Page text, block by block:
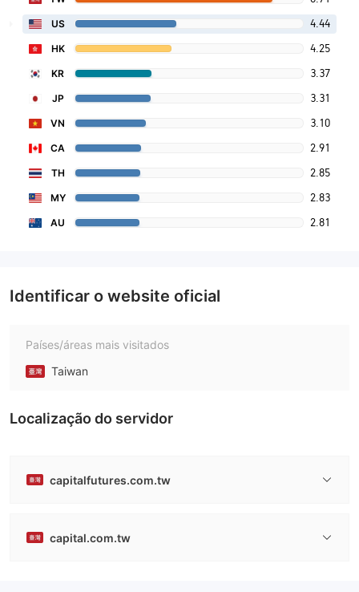
US 4.44
HK 4.25
KR 3.37
JP 3.31
VN 3.10
CA 2.91
TH 2.85
MY 2.83
AU 2.81
Identificar o website oficial
Países/áreas mais visitados
Taiwan
Localização do servidor
capitalfutures.com.tw
capital.com.tw